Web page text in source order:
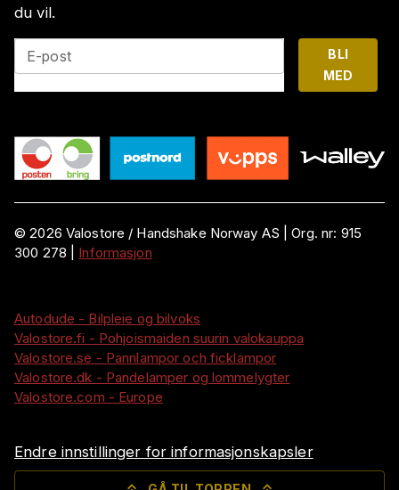
du vil.
E-post
BLI
MED
©2026 Valostore / Handshake Norway AS |Org. nr: 915
300 278
Informasjon
Autodude - Bilpleie og bilvoks
Valostore.fi - Pohjoismaiden suurin valokauppa
Valostore.se - Pannlampor och ficklampor
Valostore.dk - Pandelamper og lommelygter
Valostore.com - Europe
Endre innstillinger for informasjonskapsler